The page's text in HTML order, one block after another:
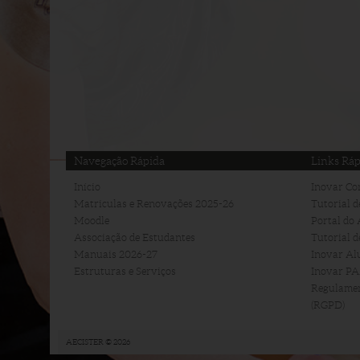
Navegação Rápida Links
Início
Matriculas e Renovações 2025-26
Moodle
Associação de Estudantes
Manuais 2026-27
Estruturas e Serviços
Inovar
Tutorial
Portal do
Tutorial
Inovar
Inovar
(RGPD)
AECISTER © 2026